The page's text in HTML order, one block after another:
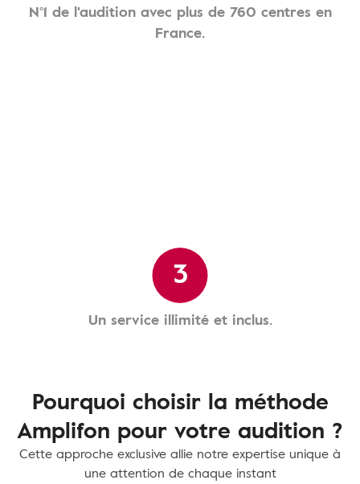
N°1 de l'audition avec plus de 760 centres en
France.
3
Un service illimité et inclus.
Pourquoi choisir la méthode
Amplifon pour votre audition ?
Cette approche exclusive allie notre expertise unique à
une attention de chaque instant